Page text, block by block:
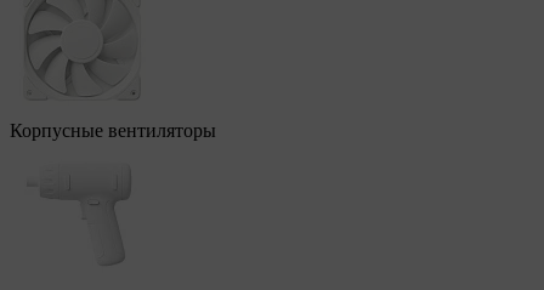
Корпусные вентиляторы